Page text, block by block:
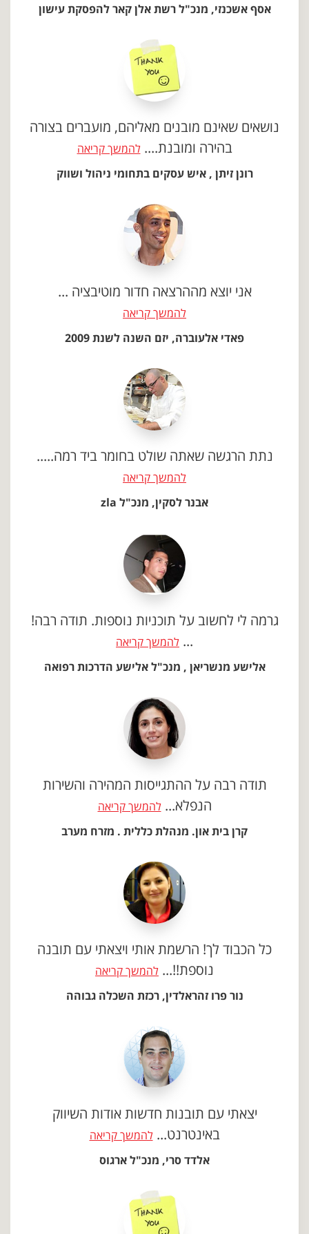
אסף אשכנזי, מנכ"ל רשת אלן קאר להפסקת עישון
נושאים שאינם מובנים מאליהם, מועברים בצורה
בהירה ומובנת....להמשך קריאה
רונן זיתן , איש עסקים בתחומי ניהול ושווק
אני יוצא מההרצאה חדור מוטיבציה ...
להמשך קריאה
פאדי אלעוברה, יזם השנה לשנת 2009
נתת הרגשה שאתה שולט בחומר ביד רמה.....
להמשך קריאה
אבנר לסקין, מנכ"ל zla
גרמה לי לחשוב על תוכניות נוספות. תודה רבה!
... להמשך קריאה
אלישע מנשריאן , מנכ"ל אלישע הדרכות רפואה
תודה רבה על ההתגייסות המהירה והשירות
הנפלא...להמשך קריאה
קרן בית און. מנהלת כללית . מזרח מערב
כל הכבוד לך! הרשמת אותי ויצאתי עם תובנה
נוספת!!... להמשך קריאה
נור פרו זהראלדין, רכזת השכלה גבוהה
יצאתי עם תובנות חדשות אודות השיווק
באינטרנט...להמשך קריאה
אלדד סרי, מנכ"ל ארגוס